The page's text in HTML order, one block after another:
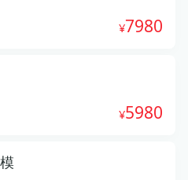
7980
5980